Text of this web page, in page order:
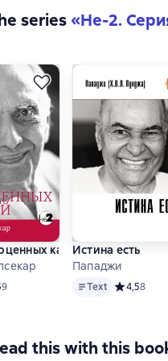
series«Не-2.
камней
рейтинг 5 на основе 9 оценок
9
Истина есть
Пападжи
TextText Средний
4,58
this with this